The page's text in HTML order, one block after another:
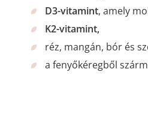
D3-vitamint, amely
K2-vitamint,
réz, mangán, bór és
a fenyőkéregből